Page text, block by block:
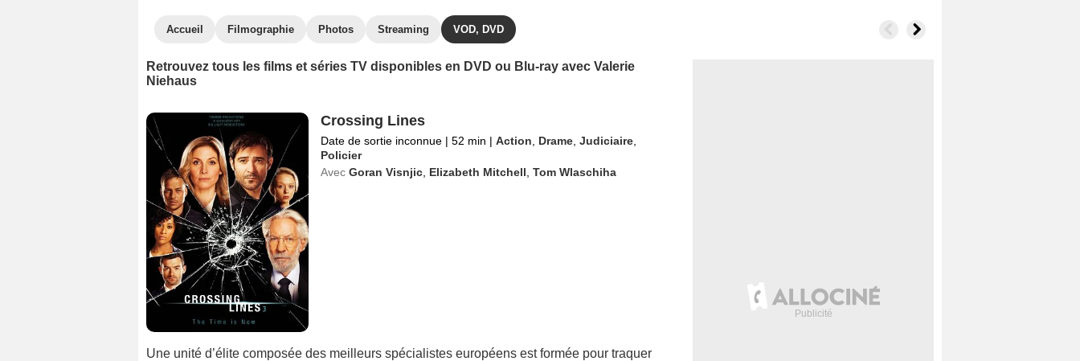
Accueil Filmographie Photos Streaming VOD, DVD
Retrouvez tous les films et séries TV disponibles en DVD ou Blu-ray avec Valerie
Niehaus
Crossing Lines
Date de sortie inconnue | 52 min | Action Drame, Judiciaire,
Policier
Avec Goran Visnjic, Elizabeth Mitchell Tom Wlaschiha
Une unité d’élite composée des meilleurs spécialistes européens est formée pour traquer